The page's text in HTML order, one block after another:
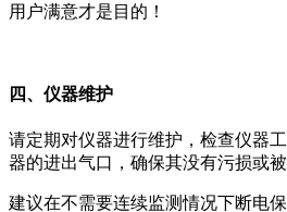
用户满意才是目的！
四、仪器维护
请定期对仪器进行维护，检查仪器
器的进出气口，确保其没有污损或被
建议在不需要连续监测情况下断电